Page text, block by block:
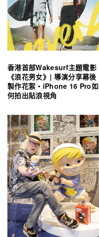
香港首部Wakesurf主題電影
《浪花男女》| 導演分享幕後
製作花絮・iPhone 16 Pro如
何拍出貼浪視角